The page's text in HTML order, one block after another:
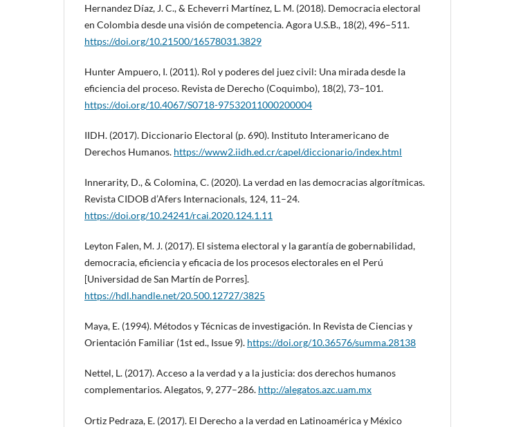
Hernandez Díaz, J. C., & Echeverri Martínez, L. M. (2018). Democracia electoral
en Colombia desde una visión de competencia. Agora U.S.B., 18(2), 496–511.
https://doi.org/10.21500/16578031.3829
Hunter Ampuero, I. (2011). Rol y poderes del juez civil: Una mirada desde la
eficiencia del proceso. Revista de Derecho (Coquimbo), 18(2), 73–101.
https://doi.org/10.4067/S0718-97532011000200004
IIDH. (2017). Diccionario Electoral (p. 690). Instituto Interamericano de
Derechos Humanos. https://www2.iidh.ed.cr/capel/diccionario/index.html
Innerarity, D., & Colomina, C. (2020). La verdad en las democracias algorítmicas.
Revista CIDOB d’Afers Internacionals, 124, 11–24.
https://doi.org/10.24241/rcai.2020.124.1.11
Leyton Falen, M. J. (2017). El sistema electoral y la garantía de gobernabilidad,
democracia, eficiencia y eficacia de los procesos electorales en el Perú
[Universidad de San Martín de Porres].
https://hdl.handle.net/20.500.12727/3825
Maya, E. (1994). Métodos y Técnicas de investigación. In Revista de Ciencias y
Orientación Familiar (1st ed., Issue 9). https://doi.org/10.36576/summa.28138
Nettel, L. (2017). Acceso a la verdad y a la justicia: dos derechos humanos
complementarios. Alegatos, 9, 277–286. http://alegatos.azc.uam.mx
Ortiz Pedraza, E. (2017). El Derecho a la verdad en Latinoamérica y México